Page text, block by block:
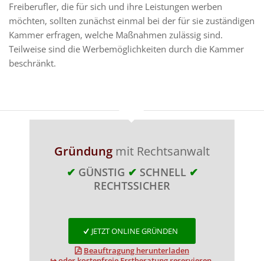
Freiberufler, die für sich und ihre Leistungen werben
möchten, sollten zunächst einmal bei der für sie zuständigen
Kammer erfragen, welche Maßnahmen zulässig sind.
Teilweise sind die Werbemöglichkeiten durch die Kammer
beschränkt.
Gründung mit Rechtsanwalt
✔ GÜNSTIG ✔ SCHNELL ✔
RECHTSSICHER
JETZT ONLINE GRÜNDEN
Beauftragung herunterladen